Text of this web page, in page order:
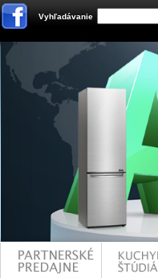
Vyhľadávanie